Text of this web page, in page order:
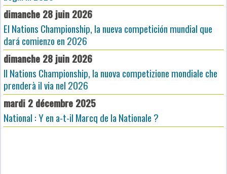
dimanche 28 juin 2026
El Nations Championship, la nueva competición mundial que
dará comienzo en 2026
dimanche 28 juin 2026
Il Nations Championship, la nuova competizione mondiale che
prenderà il via nel 2026
mardi 2 décembre 2025
National : Y en a-t-il Marcq de la Nationale ?